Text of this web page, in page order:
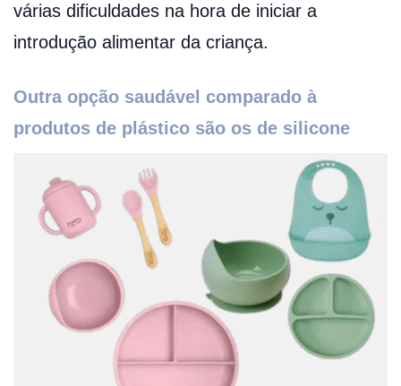
várias dificuldades na hora de iniciar a
introdução alimentar da criança.
Outra opção saudável comparado à
produtos de plástico são os de silicone